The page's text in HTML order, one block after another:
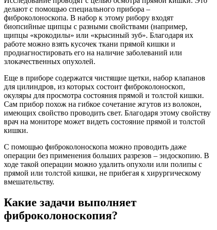
делают с помощью специального прибора –
фиброколоноскопа. В набор к этому рибору входят
биопсийные щипцы с разными свойствами (например,
щипцы «крокодилы» или «крысиный зуб». Благодаря их
работе можно взять кусочек ткани прямой кишки и
продиагностировать его на наличие заболеваний или
злокачественных опухолей.
Еще в приборе содержатся чистящие щетки, набор клапанов
для цилиндров, из которых состоит фиброколоноскоп,
окуляры для просмотра состояния прямой и толстой кишки.
Сам прибор похож на гибкое сочетание жгутов из волокон,
имеющих свойство проводить свет. Благодаря этому свойству
врач на мониторе может видеть состояние прямой и толстой
кишки.
С помощью фиброколоноскопа можно проводить даже
операции без применения больших разрезов – эндоскопию. В
ходе такой операции можно удалить опухоли или полипы с
прямой или толстой кишки, не прибегая к хирургическому
вмешательству.
Какие задачи выполняет
фиброколоноскопия?